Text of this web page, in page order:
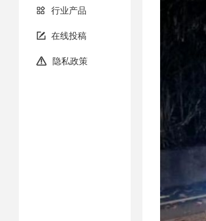
 行业产品
 在线投稿
 隐私政策